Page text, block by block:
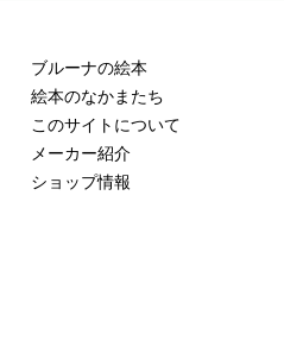
ブルーナの絵本
絵本のなかまたち
このサイトについて
メーカー紹介
ショップ情報